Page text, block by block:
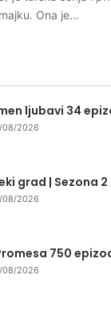
Ona je…
ljubavi 34
08/2026
grad | Sezona 2
08/2026
750
08/2026